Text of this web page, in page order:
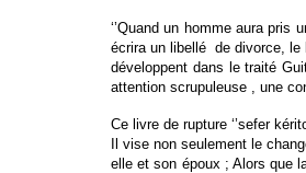
‘’Quand un homme aura
écrira un libellé de divorce, le
développent dans le traité
attention scrupuleuse , une
Ce livre de rupture ‘’sefer
Il vise non seulement le
elle et son époux ; Alors que